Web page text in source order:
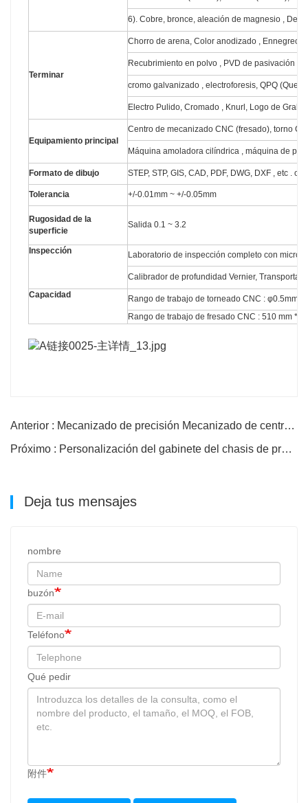
6). Cobre, bronce, aleación de magnesio ,
Terminar
Chorro de arena, Color anodizado ,
Recubrimiento en polvo , PVD de pasivación ,
cromo galvanizado , electroforesis, QPQ
Electro Pulido, Cromado , Knurl, Logo de
Equipamiento principal
Centro de mecanizado CNC (fresado), torno
Máquina amoladora cilíndrica , máquina de
Formato de dibujo STEP, STP, GIS, CAD, PDF, DWG, DXF , etc . o
Tolerancia +/-0.01mm ~ +/-0.05mm
Rugosidad de la
superficie
Salida 0.1 ~ 3.2
Inspección Laboratorio de inspección completo con
Calibrador de profundidad Vernier,
Capacidad
Rango de trabajo de torneado CNC : φ0.5mm-
Rango de trabajo de fresado CNC : 510 mm *
Anterior : Mecanizado de precisión Mecanizado de centrado de ejes mecánicos
Próximo : Personalización del gabinete del chasis de procesamiento de la carcasa de chapa metálica
Deja tus mensajes
nombre
buzón
Teléfono
Qué pedir
附件